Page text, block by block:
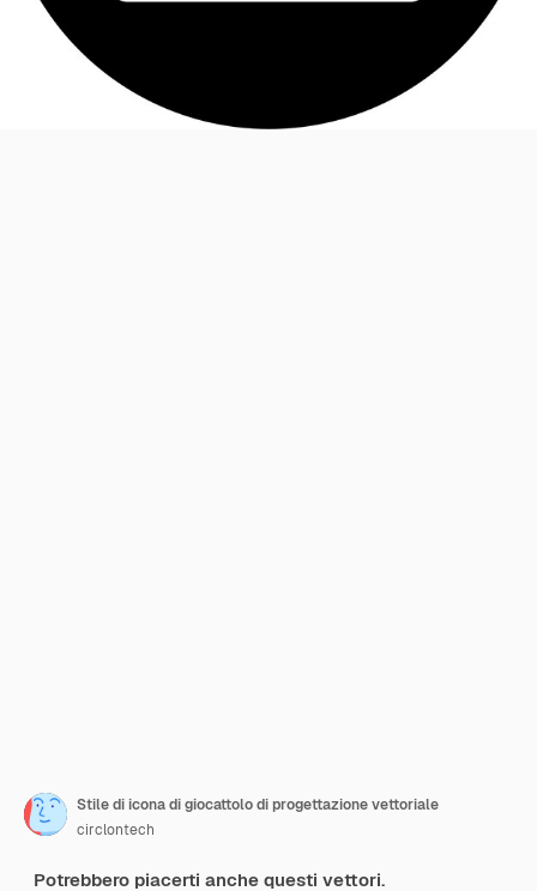
Stile di icona di giocattolo di progettazione vettoriale
circlontech
Potrebbero piacerti anche questi vettori.